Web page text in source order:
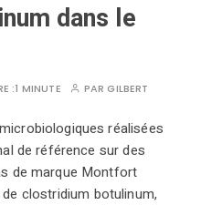
dans le
:1 MINUTE PARGILBERT
réalisées
de référence sur des
de marque Montfort
clostridium botulinum,